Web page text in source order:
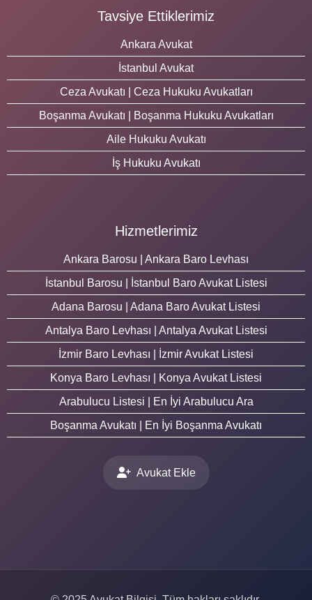
Tavsiye Ettiklerimiz
Ankara Avukat
İstanbul Avukat
Ceza Avukatı | Ceza Hukuku Avukatları
Boşanma Avukatı | Boşanma Hukuku Avukatları
Aile Hukuku Avukatı
İş Hukuku Avukatı
Hizmetlerimiz
Ankara Barosu | Ankara Baro Levhası
İstanbul Barosu | İstanbul Baro Avukat Listesi
Adana Barosu | Adana Baro Avukat Listesi
Antalya Baro Levhası | Antalya Avukat Listesi
İzmir Baro Levhası | İzmir Avukat Listesi
Konya Baro Levhası | Konya Avukat Listesi
Arabulucu Listesi | En İyi Arabulucu Ara
Boşanma Avukatı | En İyi Boşanma Avukatı
Avukat Ekle